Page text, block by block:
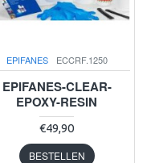
EPIFANES ECCRF.1250
EPIFANES-CLEAR-
EPOXY-RESIN
€49,90
BESTELLEN